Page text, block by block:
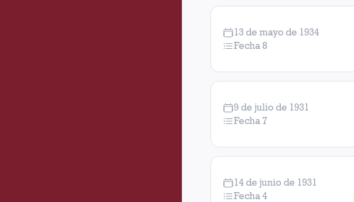
13 de mayo de 1934
Fecha 8
9 de julio de 1931
Fecha 7
14 de junio de 1931
Fecha 4